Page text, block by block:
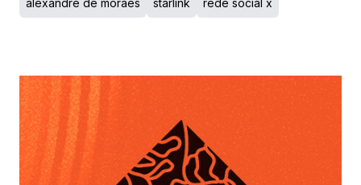
alexandre de moraes starlink rede social x